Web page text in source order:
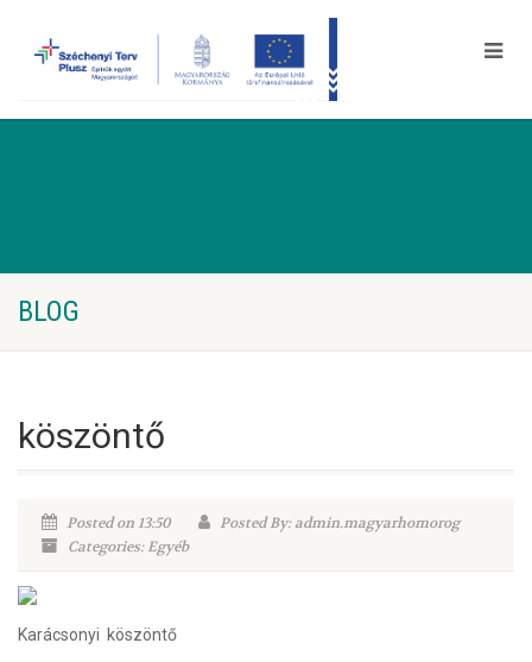
BLOG
köszöntő
Posted on 13:50
Posted By: admin.magyarhomorog
Categories: Egyéb
Karácsonyi köszöntő